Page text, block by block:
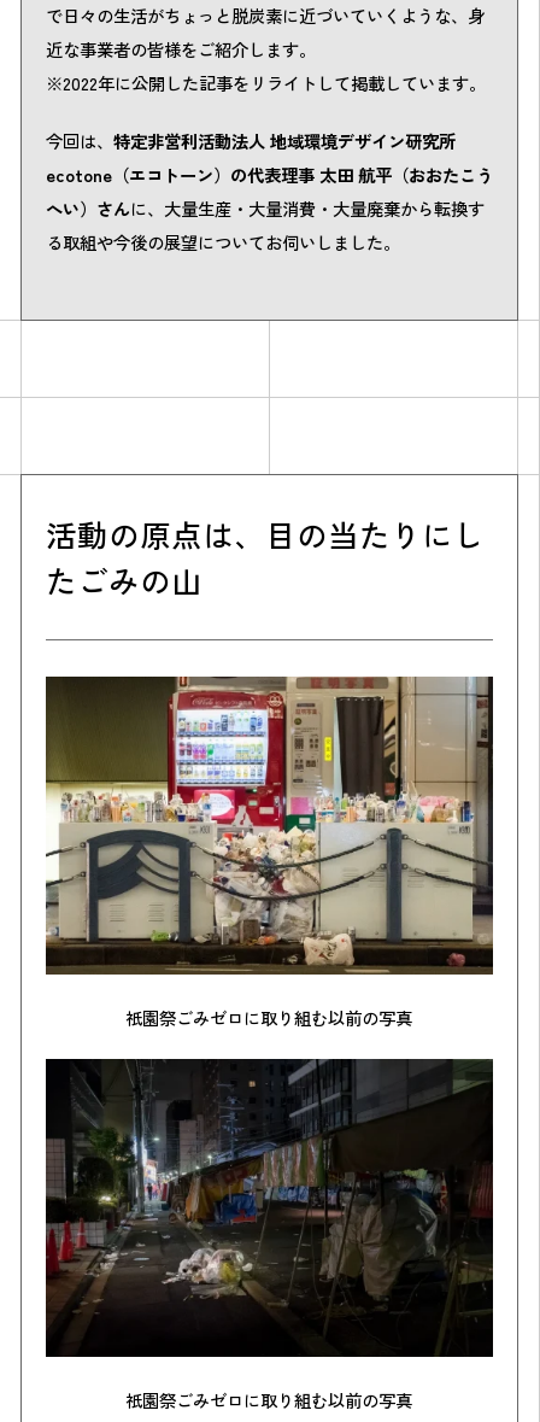
で日々の生活がちょっと脱炭素に近づいていくような、身
近な事業者の皆様をご紹介します。
※2022年に公開した記事をリライトして掲載しています。
今回は、 特定非営利活動法人 地域環境デザイン研究所
ecotone（エコトーン）の代表理事 太田 航平（おおたこう
へい）さんに、大量生産・大量消費・大量廃棄から転換す
る取組や今後の展望についてお伺いしました。
活動の原点は、目の当たりにし
たごみの山
祇園祭ごみゼロに取り組む以前の写真
祇園祭ごみゼロに取り組む以前の写真